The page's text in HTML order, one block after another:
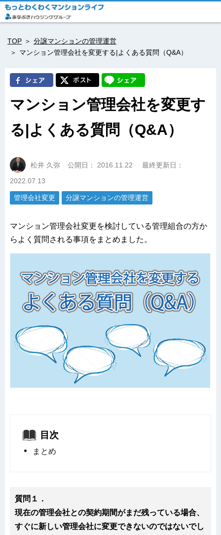
TOP
分譲マンションの管理運営
マンション管理会社を変更する|よくある質問（Q&A）
マンション管理会社を変更す
る|よくある質問（Q&A）
松井 久弥 公開日： 2016.11.22
最終更新日：
2022.07.13
管理会社変更 分譲マンションの管理運営
マンション管理会社変更を検討している管理組合の方か
らよく質問される事項をまとめました。
目次
まとめ
質問１．
現在の管理会社との契約期間がまだ残っている場合、
すぐに新しい管理会社に変更できないのではないでし